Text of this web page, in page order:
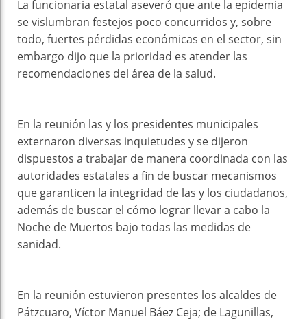
La funcionaria estatal aseveró que ante la epidemia
se vislumbran festejos poco concurridos y, sobre
todo, fuertes pérdidas económicas en el sector, sin
embargo dijo que la prioridad es atender las
recomendaciones del área de la salud.
En la reunión las y los presidentes municipales
externaron diversas inquietudes y se dijeron
dispuestos a trabajar de manera coordinada con las
autoridades estatales a fin de buscar mecanismos
que garanticen la integridad de las y los ciudadanos,
además de buscar el cómo lograr llevar a cabo la
Noche de Muertos bajo todas las medidas de
sanidad.
En la reunión estuvieron presentes los alcaldes de
Pátzcuaro, Víctor Manuel Báez Ceja; de Lagunillas,